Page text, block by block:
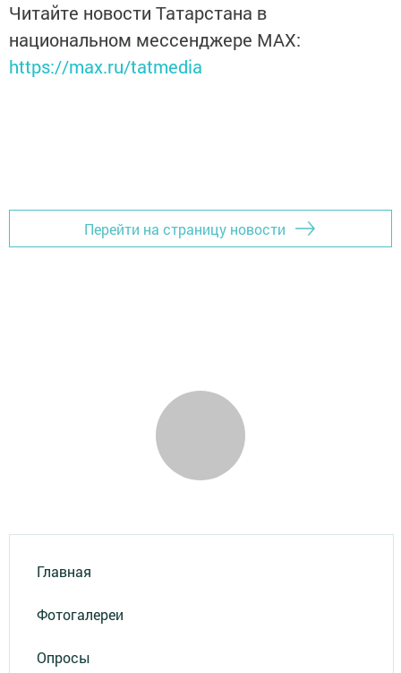
Читайте новости Татарстана в
национальном мессенджере MАХ:
https://max.ru/tatmedia
Перейти на страницу новости
Главная
Фотогалереи
Опросы